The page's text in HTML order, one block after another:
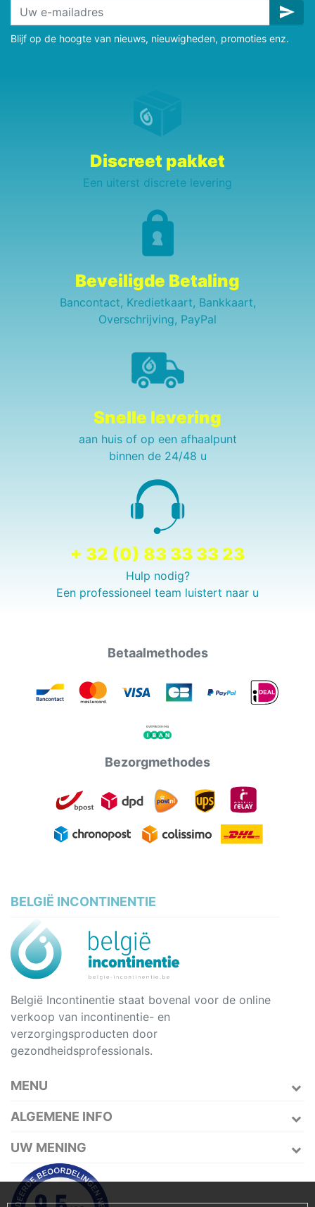
send
Blijf op de hoogte van nieuws, nieuwigheden, promoties enz.
Discreet pakket
Een uiterst discrete levering
Beveiligde Betaling
Bancontact, Kredietkaart, Bankkaart,
Overschrijving, PayPal
Snelle levering
aan huis of op een afhaalpunt
binnen de 24/48 u
+ 32 (0) 83 33 33 23
Hulp nodig?
Een professioneel team luistert naar u
Betaalmethodes
Bezorgmethodes
BELGIË INCONTINENTIE
België Incontinentie staat bovenal voor de online
verkoop van incontinentie- en
verzorgingsproducten door
gezondheidsprofessionals.
MENU
ALGEMENE INFO
UW MENING